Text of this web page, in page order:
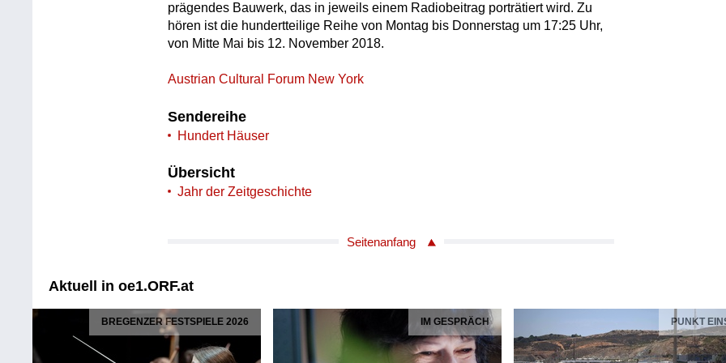
prägendes Bauwerk, das in jeweils einem Radiobeitrag porträtiert wird. Zu
hören ist die hundertteilige Reihe von Montag bis Donnerstag um 17:25 Uhr,
von Mitte Mai bis 12. November 2018.
Austrian Cultural Forum New York
Sendereihe
Hundert Häuser
Übersicht
Jahr der Zeitgeschichte
Seitenanfang
Aktuell in oe1.ORF.at
BREGENZER FESTSPIELE 2026 IM GESPRÄCH PUNKT